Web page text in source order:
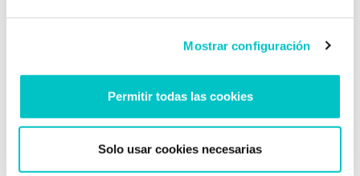
Mostrar configuración
Permitir todas las cookies
Solo usar cookies necesarias
experiencia y formación
continua, en nuestro centro de psicólogos en
Granada ofrecemos terapias personalizadas
enfocamos en que cada persona comprenda las
causas de su malestar para que pueda aplicar
adecuadamente las herramientas que le